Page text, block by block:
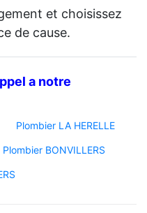
et choisissez
de cause.
a notre
Plombier LA HERELLE
Plombier BONVILLERS